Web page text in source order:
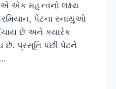
એક મહત્ત્વનો લક્ષ્ય
પેટના સ્નાયુઓ
છે અને ક્યારેક
પ્રસૂતિ પછી પેટને